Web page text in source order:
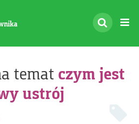
temat czym jest
ustrój